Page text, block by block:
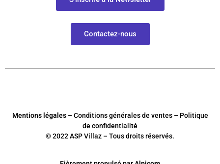
Contactez-nous
Mentions légales– Conditions générales de ventes – Politique
de confidentialité
© 2022 ASP Villaz – Tous droits réservés.